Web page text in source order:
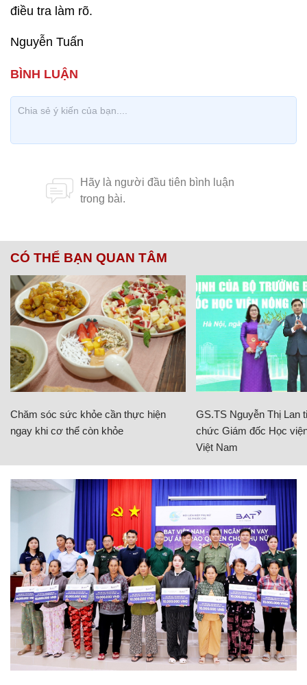
điều tra làm rõ.
Nguyễn Tuấn
CÓ THỂ BẠN QUAN TÂM
Chăm sóc sức khỏe cần thực hiện
ngay khi cơ thể còn khỏe
GS.TS Nguyễn Thị Lan
chức Giám đốc Học
Việt Nam